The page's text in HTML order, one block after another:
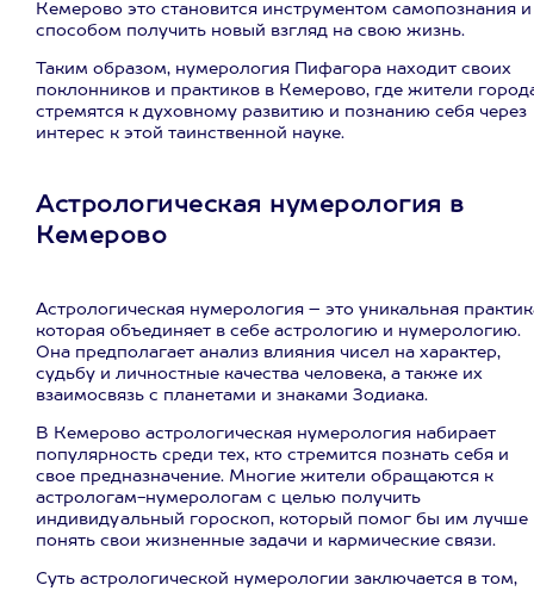
Кемерово это становится инструментом самопознания и
способом получить новый взгляд на свою жизнь.
Таким образом, нумерология Пифагора находит своих
поклонников и практиков в Кемерово, где жители
стремятся к духовному развитию и познанию себя через
интерес к этой таинственной науке.
Астрологическая нумерология в
Кемерово
Астрологическая нумерология – это уникальная
которая объединяет в себе астрологию и нумерологию.
Она предполагает анализ влияния чисел на характер,
судьбу и личностные качества человека, а также их
взаимосвязь с планетами и знаками Зодиака.
В Кемерово астрологическая нумерология набирает
популярность среди тех, кто стремится познать себя и
свое предназначение. Многие жители обращаются к
астрологам-нумерологам с целью получить
индивидуальный гороскоп, который помог бы им лучше
понять свои жизненные задачи и кармические связи.
Суть астрологической нумерологии заключается в том,